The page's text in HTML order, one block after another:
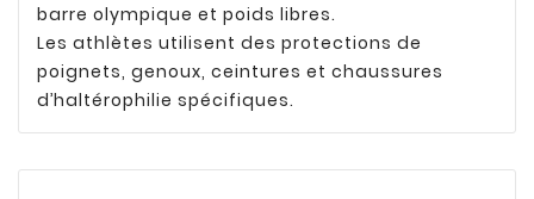
barre olympique et poids libres.
Les athlètes utilisent des protections de
poignets, genoux, ceintures et chaussures
d’haltérophilie spécifiques.